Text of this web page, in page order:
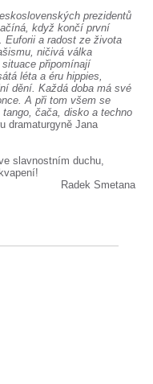
prezidentů
když končí první
Euforii a radost ze života
ničivá válka
připomínají
léta a éru hippies,
dění. Každá doba má své
A při tom všem se
čača, disko a techno
dramaturgyně Jana
slavnostním duchu,
Radek Smetana